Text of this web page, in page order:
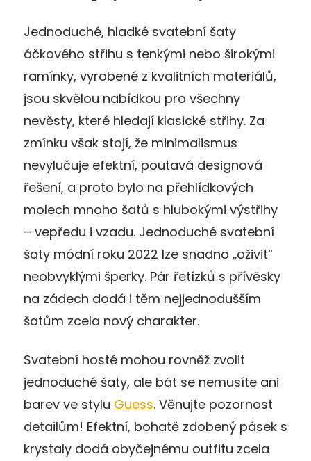
Jednoduché, hladké svatební šaty
áčkového střihu s tenkými nebo širokými
ramínky, vyrobené z kvalitních materiálů,
jsou skvělou nabídkou pro všechny
nevěsty, které hledají klasické střihy. Za
zmínku však stojí, že minimalismus
nevylučuje efektní, poutavá designová
řešení, a proto bylo na přehlídkových
molech mnoho šatů s hlubokými výstřihy
– vepředu i vzadu. Jednoduché svatební
šaty módní roku 2022 lze snadno „oživit“
neobvyklými šperky. Pár řetízků s přívěsky
na zádech dodá i těm nejjednodušším
šatům zcela nový charakter.
Svatební hosté mohou rovněž zvolit
jednoduché šaty, ale bát se nemusíte ani
barev ve stylu Guess. Věnujte pozornost
detailům! Efektní, bohatě zdobený pásek s
krystaly dodá obyčejnému outfitu zcela